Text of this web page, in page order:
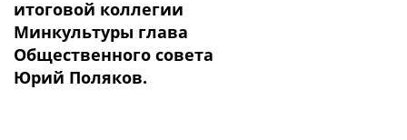
итоговой коллегии
Минкультуры глава
Общественного совета
Юрий Поляков.